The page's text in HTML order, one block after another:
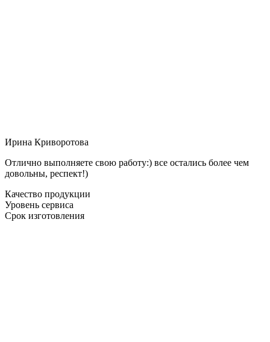
Ирина Криворотова
Отлично выполняете свою работу:) все остались более чем
довольны, респект!)
Качество продукции
Уровень сервиса
Срок изготовления